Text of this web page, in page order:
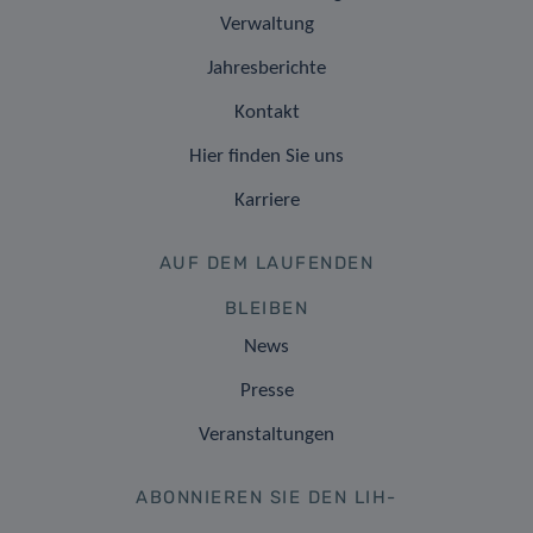
Verwaltung
Jahresberichte
Kontakt
Hier finden Sie uns
Karriere
AUF DEM LAUFENDEN
BLEIBEN
News
Presse
Veranstaltungen
ABONNIEREN SIE DEN LIH-